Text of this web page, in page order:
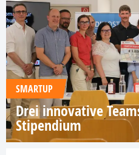
SMARTUP
Drei innovative
Stipendium